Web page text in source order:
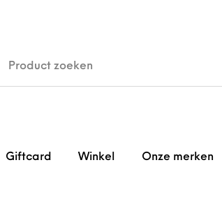
Giftcard Winkel Onze merken